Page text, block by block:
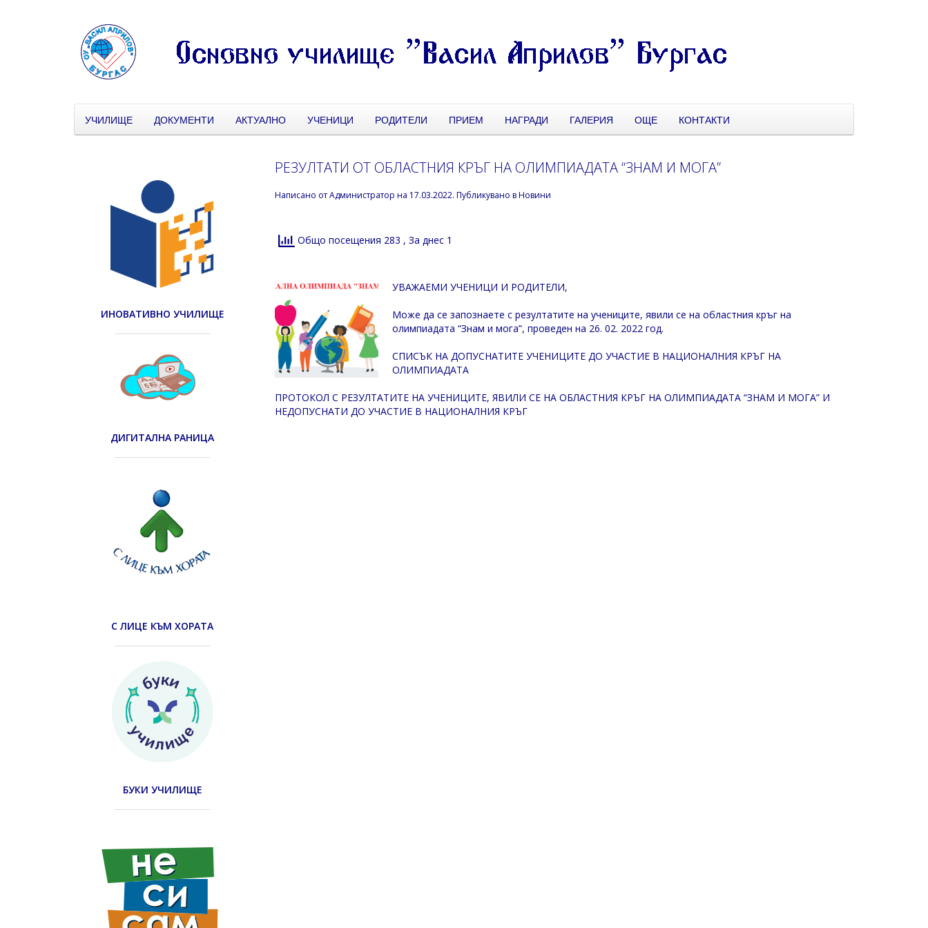
УЧИЛИЩЕ ДОКУМЕНТИ АКТУАЛНО УЧЕНИЦИ РОДИТЕЛИ ПРИЕМ НАГРАДИ ГАЛЕРИЯ ОЩЕ КОНТАКТИ
РЕЗУЛТАТИ ОТ ОБЛАСТНИЯ КРЪГ НА ОЛИМПИАДАТА “ЗНАМ И МОГА”
Написано отАдминистратор на 17.03.2022. Публикувано вНовини
Общо посещения 283 , За днес 1
УВАЖАЕМИ УЧЕНИЦИ И РОДИТЕЛИ,
Може да се запознаете с резултатите на учениците, явили се на областния кръг на
олимпиадата “Знам и мога”, проведен на 26. 02. 2022 год.
СПИСЪК НА ДОПУСНАТИТЕ УЧЕНИЦИТЕ ДО УЧАСТИЕ В НАЦИОНАЛНИЯ КРЪГ НА
ОЛИМПИАДАТА
ПРОТОКОЛ С РЕЗУЛТАТИТЕ НА УЧЕНИЦИТЕ, ЯВИЛИ СЕ НА ОБЛАСТНИЯ КРЪГ НА ОЛИМПИАДАТА “ЗНАМ И МОГА” И
НЕДОПУСНАТИ ДО УЧАСТИЕ В НАЦИОНАЛНИЯ КРЪГ
ИНОВАТИВНО УЧИЛИЩЕ
ДИГИТАЛНА РАНИЦА
С ЛИЦЕ КЪМ ХОРАТА
БУКИ УЧИЛИЩЕ